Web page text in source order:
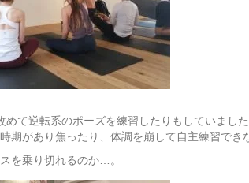
めて逆転系のポーズを練習したりもしていまし
期があり焦ったり、体調を崩して自主練習でき
を乗り切れるのか…。